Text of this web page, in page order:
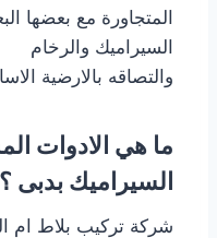
المتجاورة مع بعضها
السيراميك والرخام
والتصاقه بالارضية
ما هي الادوات
السيراميك بدبى ؟
شركة تركيب بلاط ام